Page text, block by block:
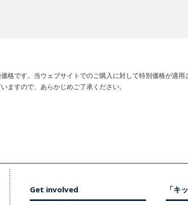
格です。当ウェブサイトでのご購入に対して特別価格が適
ますので、あらかじめご了承ください。
Get involved 「キ